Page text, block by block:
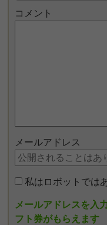
コメント
メールアドレス
私はロボットでは
メールアドレスを入
フト券がもらえます